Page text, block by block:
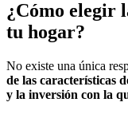
¿Cómo elegir
tu hogar?
No existe una única
de las características
y la inversión con la